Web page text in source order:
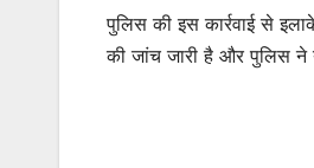
पुलिस की इस कार्रवाई से
की जांच जारी है और पुलिस ने